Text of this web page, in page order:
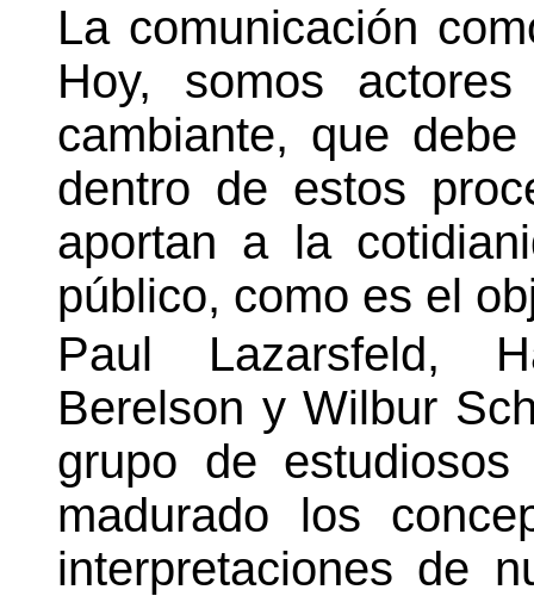
La comunicación
Hoy, somos
cambiante, que
dentro de estos
aportan a la
público, como es el
Paul Lazarsfeld,
Berelson y Wilbur
grupo de
madurado los
interpretaciones de